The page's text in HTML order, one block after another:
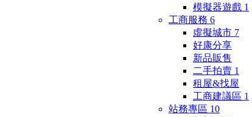
模擬器遊戲 1
工商服務 6
虛擬城市 7
好康分享
新品販售
二手拍賣 1
租屋&找屋
工商建議區 1
站務專區 10